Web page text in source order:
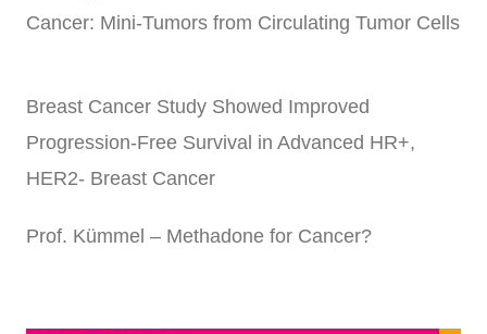
Cancer: Mini-Tumors from Circulating Tumor Cells
Breast Cancer Study Showed Improved
Progression-Free Survival in Advanced HR+,
HER2- Breast Cancer
Prof. Kümmel – Methadone for Cancer?